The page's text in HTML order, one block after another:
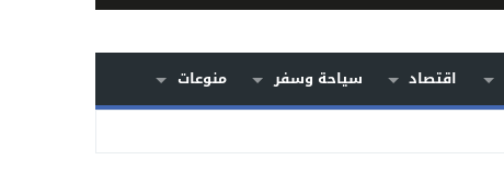
اقتصاد سياحة وسفر
منوعات